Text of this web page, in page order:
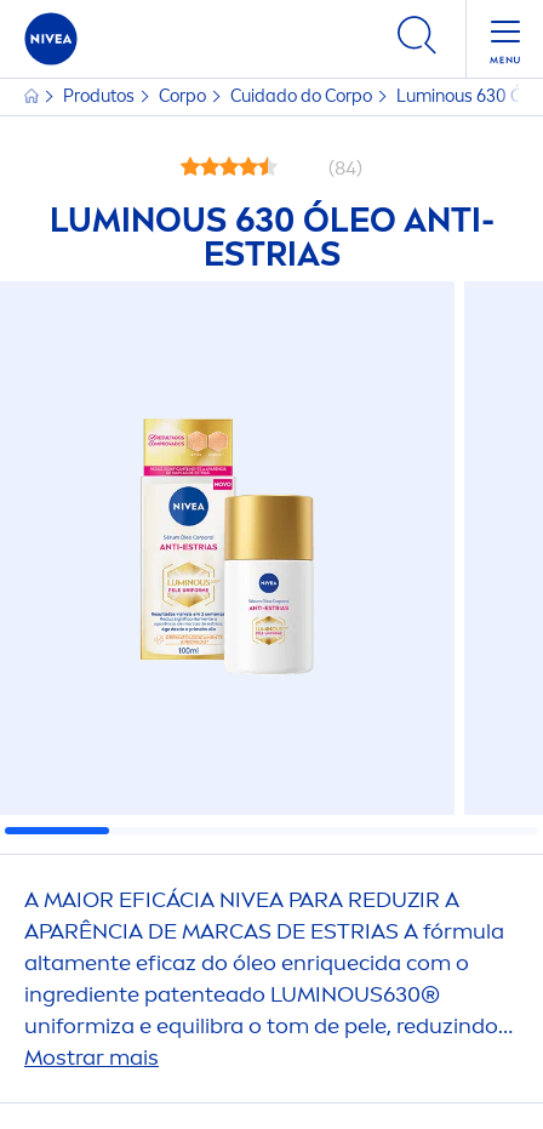
Produtos Corpo Cuidado do Corpo Luminous 630
(84)
LUMINOUS630 ÓLEO ANTI-
ESTRIAS
A MAIOR EFICÁCIA NIVEA PARA REDUZIR A
APARÊNCIA DE MARCAS DE ESTRIAS A fórmula
altamente eficaz do óleo enriquecida com o
ingrediente patenteado LUMINOUS630®
uniformiza e equilibra o tom de pele, reduzindo
significativamen
Mostrar mais